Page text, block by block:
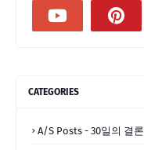
CATEGORIES
A/S Posts - 30일의 결론